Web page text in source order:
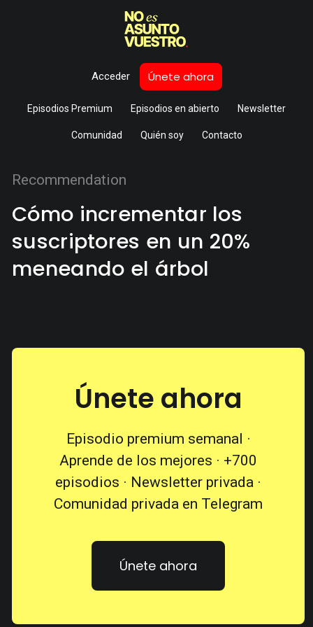
Acceder Únete ahora
Episodios Premium Episodios en abierto Newsletter
Comunidad Quién soy Contacto
Recommendation
Cómo incrementar los
suscriptores en un 20%
meneando el árbol
Únete ahora
Episodio premium semanal ·
Aprende de los mejores · +700
episodios · Newsletter privada ·
Comunidad privada en Telegram
Únete ahora